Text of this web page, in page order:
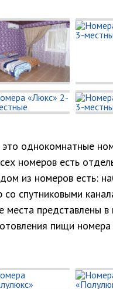
однокомнатные
номеров есть
из номеров есть:
спутниковыми
места представлены
пищи